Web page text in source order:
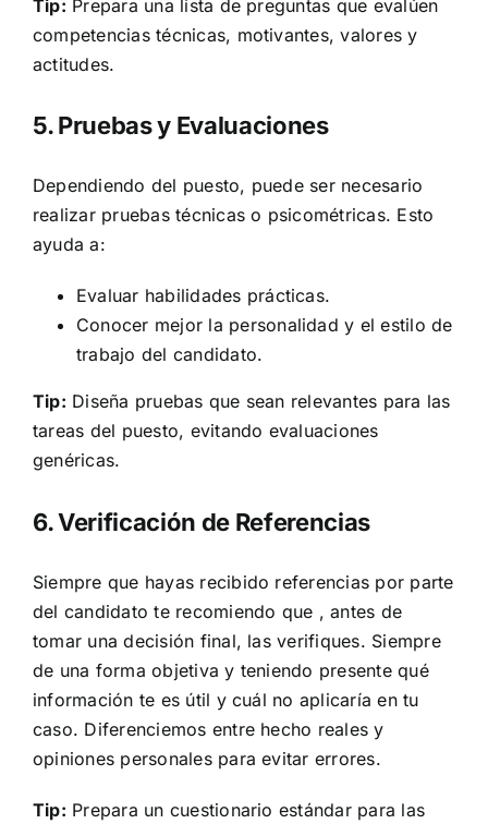
Tip: Prepara una lista de preguntas que evalúen
competencias técnicas, motivantes, valores y
actitudes.
5. Pruebas y Evaluaciones
Dependiendo del puesto, puede ser necesario
realizar pruebas técnicas o psicométricas. Esto
ayuda a:
Evaluar habilidades prácticas.
Conocer mejor la personalidad y el estilo de
trabajo del candidato.
Tip: Diseña pruebas que sean relevantes para las
tareas del puesto, evitando evaluaciones
genéricas.
6. Verificación de Referencias
Siempre que hayas recibido referencias por parte
del candidato te recomiendo que , antes de
tomar una decisión final, las verifiques. Siempre
de una forma objetiva y teniendo presente qué
información te es útil y cuál no aplicaría en tu
caso. Diferenciemos entre hecho reales y
opiniones personales para evitar errores.
Tip: Prepara un cuestionario estándar para las